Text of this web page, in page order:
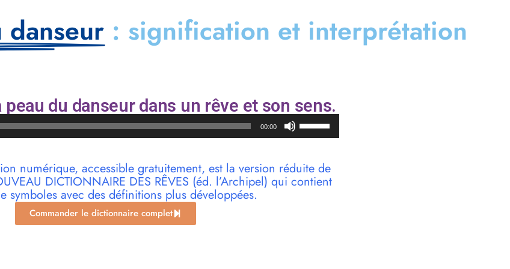
: signification et interprétation
peau du danseur dans un rêve et son sens.
00:00
haut/bas
pour
augmenter
numérique, accessible gratuitement, est la version réduite de
DICTIONNAIRE DES RÊVES (éd. l’Archipel) qui contient
symboles avec des définitions plus développées.
Commander le dictionnaire complet